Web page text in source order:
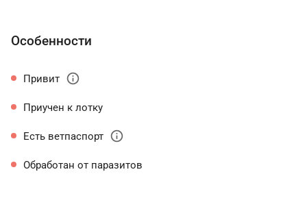
Особенности
Привит info
Приучен к лотку
Есть ветпаспорт info
Обработан от паразитов